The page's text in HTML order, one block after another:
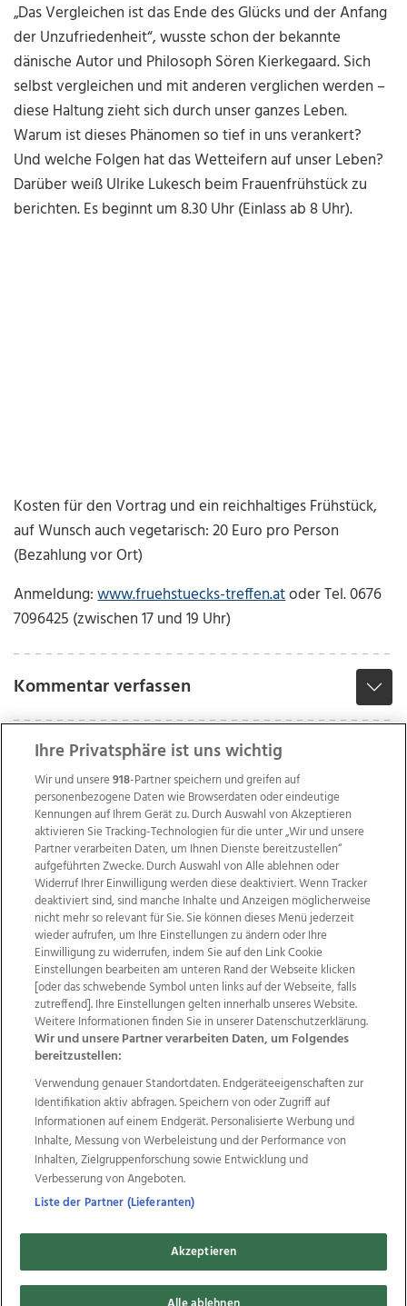
„Das Vergleichen ist das Ende des Glücks und der Anfang
der Unzufriedenheit“, wusste schon der bekannte
dänische Autor und Philosoph Sören Kierkegaard. Sich
selbst vergleichen und mit anderen verglichen werden –
diese Haltung zieht sich durch unser ganzes Leben.
Warum ist dieses Phänomen so tief in uns verankert?
Und welche Folgen hat das Wetteifern auf unser Leben?
Darüber weiß Ulrike Lukesch beim Frauenfrühstück zu
berichten. Es beginnt um 8.30 Uhr (Einlass ab 8 Uhr).
Kosten für den Vortrag und ein reichhaltiges Frühstück,
auf Wunsch auch vegetarisch: 20 Euro pro Person
(Bezahlung vor Ort)
Anmeldung:www.fruehstuecks-treffen.atoder Tel. 0676
7096425 (zwischen 17 und 19 Uhr)
Kommentar verfassen
Wir über uns Mediadaten Kontakt
Jobs
Datenschutz
Impressum
AGB Anzeigekunden
AGB Website
Ehrenkodex Politische Werbung
Weitere Angebote des Medienhauses Wimmer
TV1 di-mog-i.at OÖNow
Ischler Woche
Life Radio
OÖNachrichten
OÖN Immobilien
OÖN Karriere
OÖN Reise
Promenaden Galerien
Regionaljobs
wasistlos.at wirtrauern.at
Copyrights © 2026 Tips Zeitungs GmbH & Co KG
developed by
Ihre Privatsphäre ist uns wichtig
Wir und unsere918-Partner speichern und greifen auf
personenbezogene Daten wie Browserdaten oder eindeutige
Kennungen auf Ihrem Gerät zu. Durch Auswahl von Akzeptieren
aktivieren Sie Tracking-Technologien für die unter „Wir und unsere
Partner verarbeiten Daten, um Ihnen Dienste bereitzustellen“
aufgeführten Zwecke. Durch Auswahl von Alle ablehnen oder
Widerruf Ihrer Einwilligung werden diese deaktiviert. Wenn Tracker
deaktiviert sind, sind manche Inhalte und Anzeigen möglicherweise
nicht mehr so relevant für Sie. Sie können dieses Menü jederzeit
wieder aufrufen, um Ihre Einstellungen zu ändern oder Ihre
Einwilligung zu widerrufen, indem Sie auf den Link Cookie
Einstellungen bearbeiten am unteren Rand der Webseite klicken
[oder das schwebende Symbol unten links auf der Webseite, falls
zutreffend]. Ihre Einstellungen gelten innerhalb unseres Website.
Weitere Informationen finden Sie in unserer Datenschutzerklärung.
Wir und unsere Partner verarbeiten Daten, um Folgendes
bereitzustellen:
Verwendung genauer Standortdaten. Endgeräteeigenschaften zur
Identifikation aktiv abfragen. Speichern von oder Zugriff auf
Informationen auf einem Endgerät. Personalisierte Werbung und
Inhalte, Messung von Werbeleistung und der Performance von
Inhalten, Zielgruppenforschung sowie Entwicklung und
Verbesserung von Angeboten.
Liste der Partner (Lieferanten)
Akzeptieren